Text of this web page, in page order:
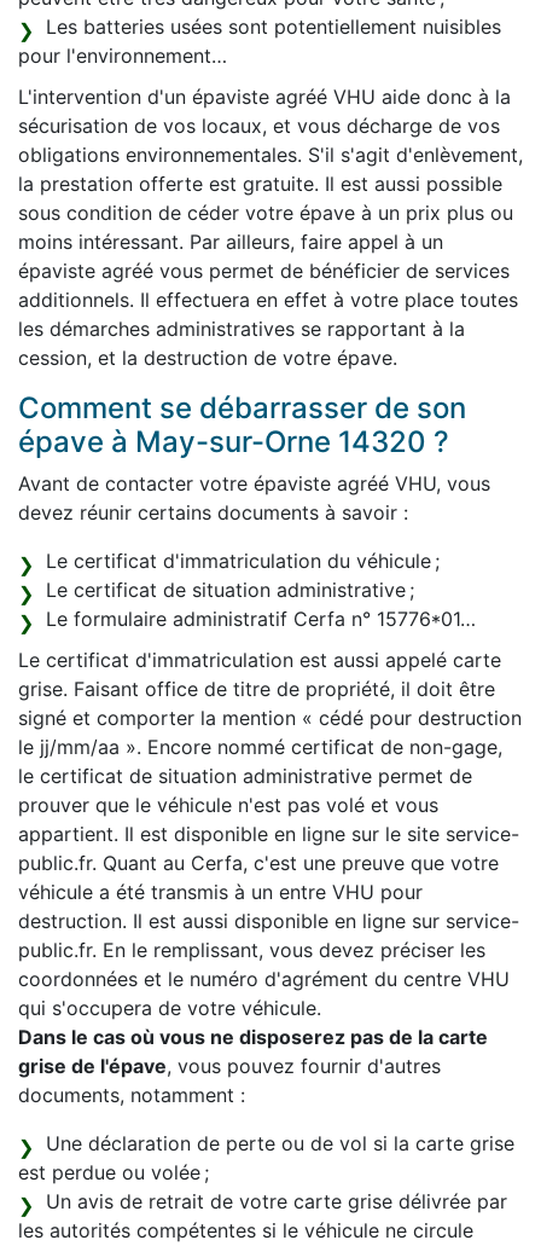
Les batteries usées sont potentiellement nuisibles
pour l'environnement…
L'intervention d'un épaviste agréé VHU aide donc à la
sécurisation de vos locaux, et vous décharge de vos
obligations environnementales. S'il s'agit d'enlèvement,
la prestation offerte est gratuite. Il est aussi possible
sous condition de céder votre épave à un prix plus ou
moins intéressant. Par ailleurs, faire appel à un
épaviste agréé vous permet de bénéficier de services
additionnels. Il effectuera en effet à votre place toutes
les démarches administratives se rapportant à la
cession, et la destruction de votre épave.
Comment se débarrasser de son
épave à May-sur-Orne 14320 ?
Avant de contacter votre épaviste agréé VHU, vous
devez réunir certains documents à savoir :
Le certificat d'immatriculation du véhicule ;
Le certificat de situation administrative ;
Le formulaire administratif Cerfa n° 15776*01…
Le certificat d'immatriculation est aussi appelé carte
grise. Faisant office de titre de propriété, il doit être
signé et comporter la mention « cédé pour destruction
le jj/mm/aa ». Encore nommé certificat de non-gage,
le certificat de situation administrative permet de
prouver que le véhicule n'est pas volé et vous
appartient. Il est disponible en ligne sur le site service-
public.fr. Quant au Cerfa, c'est une preuve que votre
véhicule a été transmis à un entre VHU pour
destruction. Il est aussi disponible en ligne sur service-
public.fr. En le remplissant, vous devez préciser les
coordonnées et le numéro d'agrément du centre VHU
qui s'occupera de votre véhicule.
Dans le cas où vous ne disposerez pas de la carte
grise de l'épave, vous pouvez fournir d'autres
documents, notamment :
Une déclaration de perte ou de vol si la carte grise
est perdue ou volée ;
Un avis de retrait de votre carte grise délivrée par
les autorités compétentes si le véhicule ne circule